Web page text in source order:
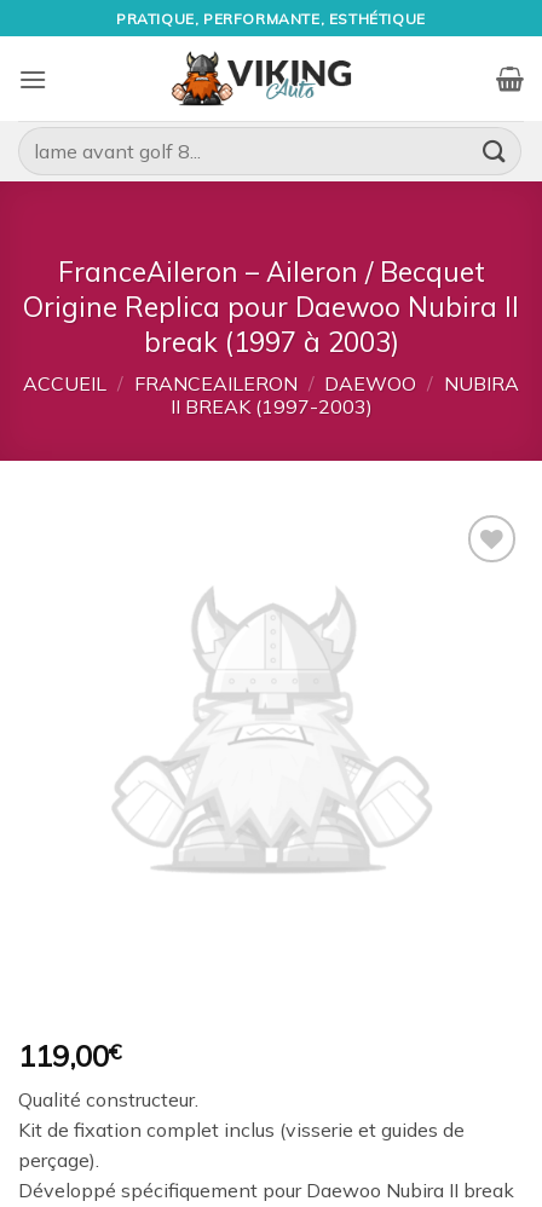
au
contenu
PRATIQUE, PERFORMANTE, ESTHÉTIQUE
Recherche
pour :
FranceAileron – Aileron / Becquet
Origine Replica pour Daewoo Nubira II
break (1997 à 2003)
ACCUEIL / FRANCEAILERON / DAEWOO / NUBIRA
II BREAK (1997-2003)
119,00€
Qualité constructeur.
Kit de fixation complet inclus (visserie et guides de
perçage).
Développé spécifiquement pour Daewoo Nubira II break